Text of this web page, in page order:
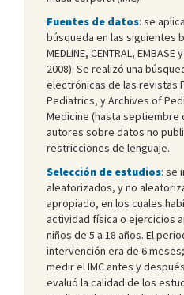
Fuentes de datos: se
búsqueda en las siguientes
MEDLINE, CENTRAL,
2008). Se realizó una
electrónicas de las revistas
Pediatrics, y Archives of
Medicine (hasta septiembre
autores sobre datos no
restricciones de lenguaje.
Selección de estudios: se
aleatorizados, y no
apropiado, en los cuales
actividad física o ejercicios
niños de 5 a 18 años. El
intervención era de 6
medir el IMC antes y
evaluó la calidad de los